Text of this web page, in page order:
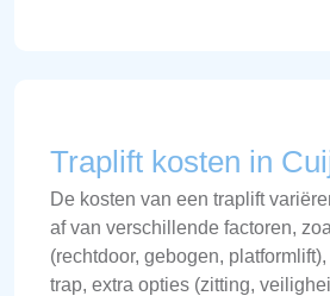
Traplift kosten in
De kosten van een traplift
af van verschillende factoren,
(rechtdoor, gebogen,
trap, extra opties (zitting,